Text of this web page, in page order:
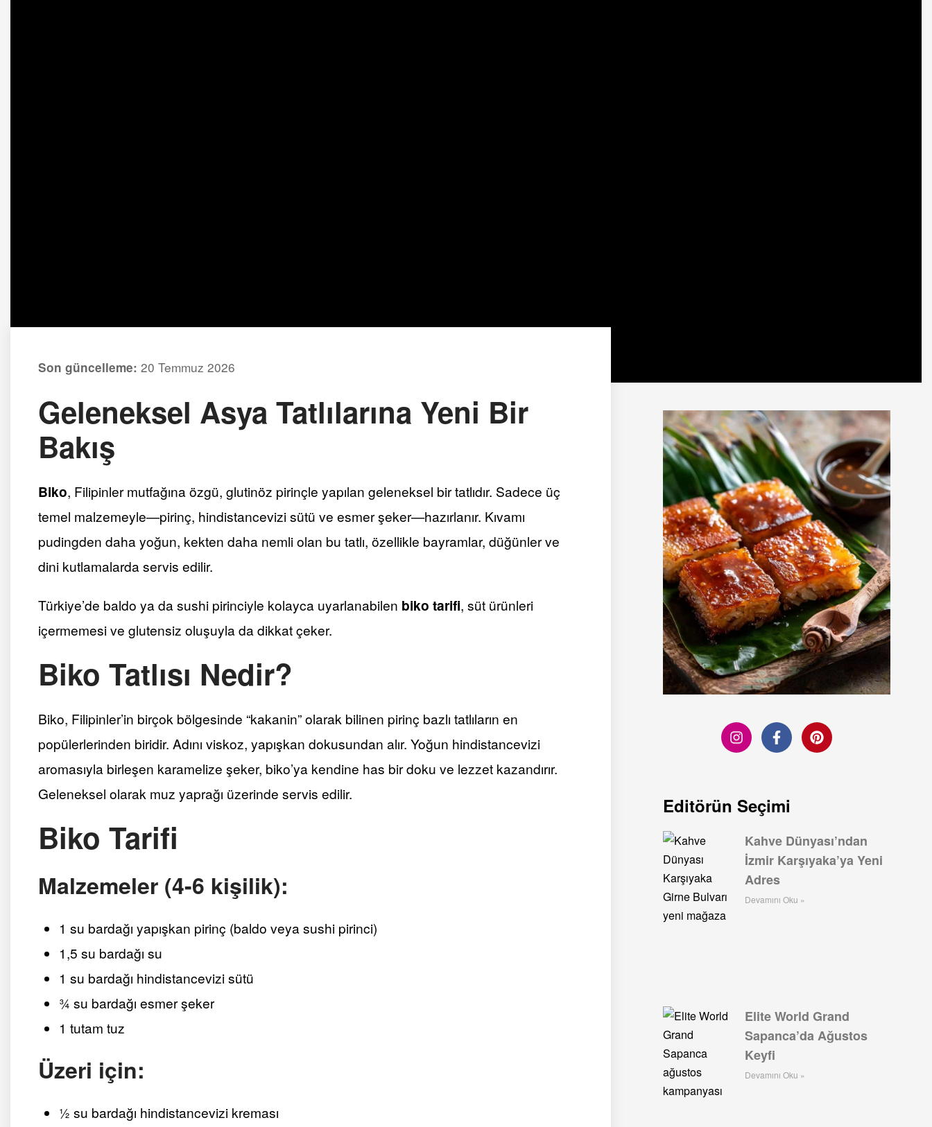
Son güncelleme: 20 Temmuz 2026
Geleneksel Asya Tatlılarına Yeni Bir
Bakış
Biko, Filipinler mutfağına özgü, glutinöz pirinçle yapılan geleneksel bir tatlıdır. Sadece üç
temel malzemeyle—pirinç, hindistancevizi sütü ve esmer şeker—hazırlanır. Kıvamı
pudingden daha yoğun, kekten daha nemli olan bu tatlı, özellikle bayramlar, düğünler ve
dini kutlamalarda servis edilir.
Türkiye’de baldo ya da sushi pirinciyle kolayca uyarlanabilen biko tarifi, süt ürünleri
içermemesi ve glutensiz oluşuyla da dikkat çeker.
Biko Tatlısı Nedir?
Biko, Filipinler’in birçok bölgesinde “kakanin” olarak bilinen pirinç bazlı tatlıların en
popülerlerinden biridir. Adını viskoz, yapışkan dokusundan alır. Yoğun hindistancevizi
aromasıyla birleşen karamelize şeker, biko’ya kendine has bir doku ve lezzet kazandırır.
Geleneksel olarak muz yaprağı üzerinde servis edilir.
Biko Tarifi
Malzemeler (4-6 kişilik):
1 su bardağı yapışkan pirinç (baldo veya sushi pirinci)
1,5 su bardağı su
1 su bardağı hindistancevizi sütü
¾ su bardağı esmer şeker
1 tutam tuz
Üzeri için:
½ su bardağı hindistancevizi kreması
Editörün Seçimi
Kahve Dünyası’ndan
İzmir Karşıyaka’ya Yeni
Adres
Devamını Oku »
Elite World Grand
Sapanca’da Ağustos
Keyfi
Devamını Oku »